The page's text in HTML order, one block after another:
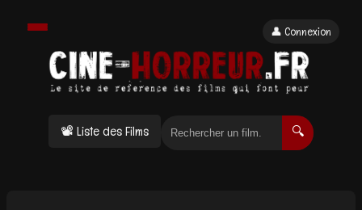
📽 Liste des Films 🔍
👤 Connexion